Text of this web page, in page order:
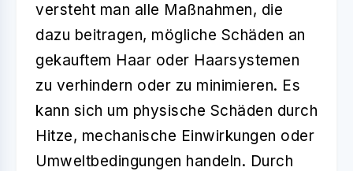
versteht man alle Maßnahmen, die
dazu beitragen, mögliche Schäden an
gekauftem Haar oder Haarsystemen
zu verhindern oder zu minimieren. Es
kann sich um physische Schäden durch
Hitze, mechanische Einwirkungen oder
Umweltbedingungen handeln. Durch